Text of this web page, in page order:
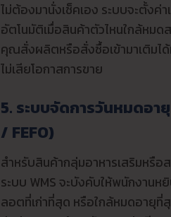
ไม่ต้องมานั่งเช็คเอง ระบบจะตั้งค่
อัตโนมัติเมื่อสินค้าตัวไหนใกล้หมด
คุณสั่งผลิตหรือสั่งซื้อเข้ามาเติมไ
ไม่เสียโอกาสการขาย
5. ระบบจัดการวันหมดอา
/ FEFO)
สำหรับสินค้ากลุ่มอาหารเสริมหรือ
ระบบ WMS จะบังคับให้พนักงานห
ลอตที่เก่าที่สุด หรือใกล้หมดอายุที่